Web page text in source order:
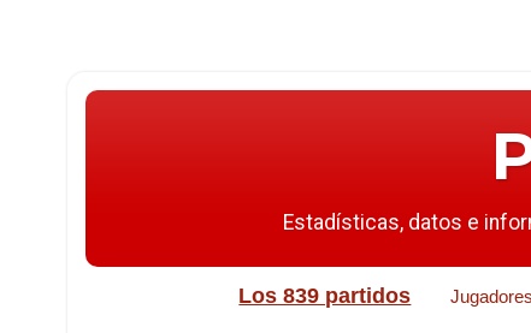
Estadísticas, datos e
Los 839 partidos Jugadores